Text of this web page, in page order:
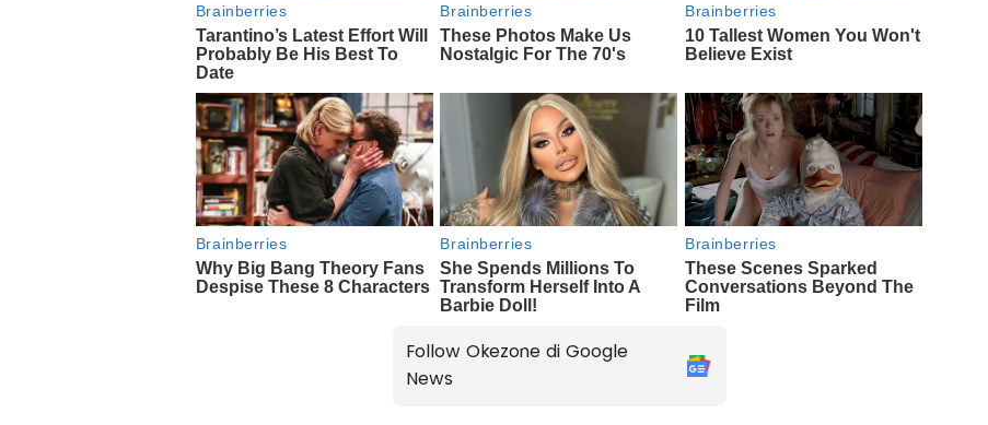
Follow Okezone di Google
News